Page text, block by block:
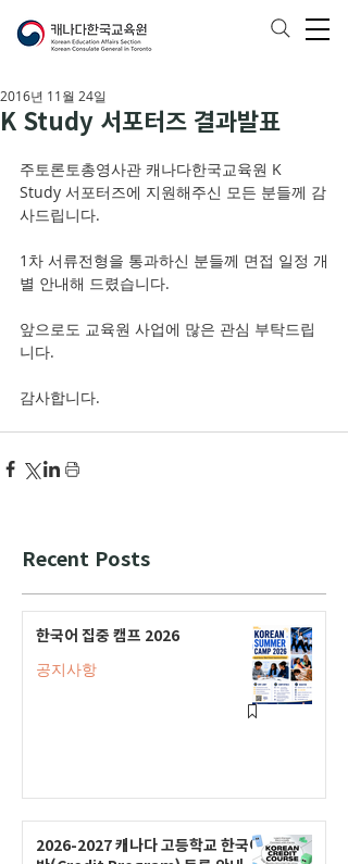
K Study 서포터즈 결과발표
2016년 11월 24일
주토론토총영사관 캐나다한국교육원 K
Study 서포터즈에 지원해주신 모든 분들께 감
사드립니다.
1차 서류전형을 통과하신 분들께 면접 일정 개
별 안내해 드렸습니다.
앞으로도 교육원 사업에 많은 관심 부탁드립
니다.
감사합니다.
Recent Posts
한국어 집중 캠프 2026
공지사항
2026-2027 캐나다 고등학교 한국어